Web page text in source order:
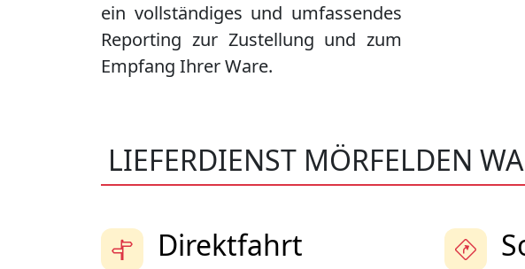
ein vollständiges und umfassendes
Reporting zur Zustellung und zum
Empfang Ihrer Ware.
LIEFERDIENST MÖRFELDEN
Direktfahrt